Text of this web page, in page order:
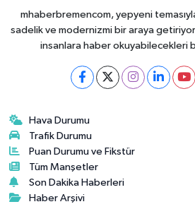
mhaberbremencom, yepyeni
sadelik ve modernizmi bir araya
insanlara haber okuyabilecekleri
Hava Durumu
Trafik Durumu
Puan Durumu ve Fikstür
Tüm Manşetler
Son Dakika Haberleri
Haber Arşivi